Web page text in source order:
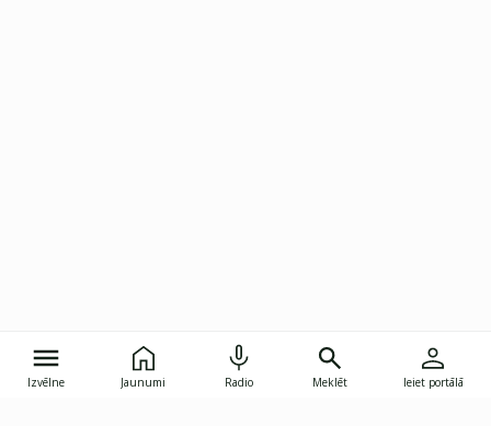
Izvēlne Jaunumi Radio Meklēt Ieiet portālā